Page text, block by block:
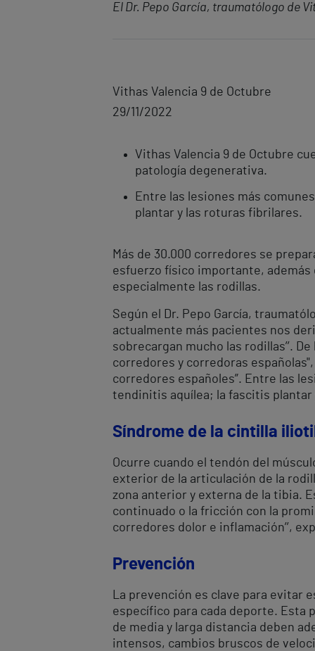
El Dr. Pepo García, traumatólogo de
Vithas Valencia 9 de Octubre
29/11/2022
Vithas Valencia 9 de Octubre
patología degenerativa.
Entre las lesiones más
plantar y las roturas fibrilares.
Más de 30.000 corredores se
esfuerzo físico importante,
especialmente las rodillas.
Según el Dr. Pepo García,
actualmente más pacientes nos
sobrecargan mucho las rodillas’’.
corredores y corredoras
corredores españoles”. Entre las
tendinitis aquílea; la fascitis
Síndrome de la cintilla
Ocurre cuando el tendón del
exterior de la articulación de la
zona anterior y externa de la tibia.
continuado o la fricción con la
corredores dolor e inflamación’’,
Prevención
La prevención es clave para evitar
específico para cada deporte. Esta
de media y larga distancia deben
intensos, cambios bruscos de